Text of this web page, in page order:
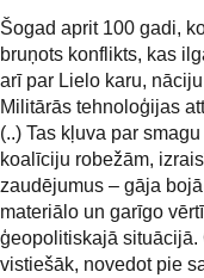
Šogad aprit 100 gadi,
bruņots konflikts, kas
arī par Lielo karu,
Militārās tehnoloģijas
(..) Tas kļuva par
koalīciju robežām,
zaudējumus – gāja
materiālo un garīgo
ģeopolitiskajā situācijā.
vistiešāk, novedot pie